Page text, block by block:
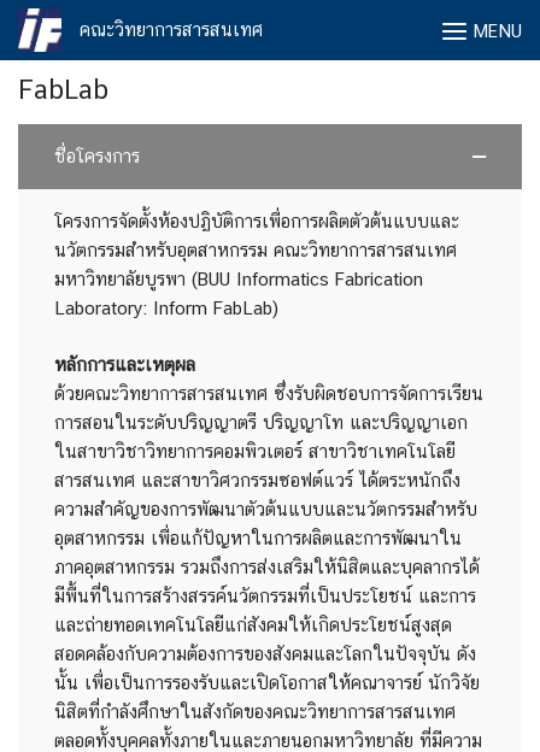
Skip
คณะวิทยาการสารสนเทศ MENU
FabLab
ชื่อโครงการ
โครงการจัดตั้งห้องปฏิบัติการเพื่อการผลิตตัวต้นแบบและ
นวัตกรรมสำหรับอุตสาหกรรม คณะวิทยาการสารสนเทศ
มหาวิทยาลัยบูรพา (BUU Informatics Fabrication
Laboratory: Inform FabLab)
หลักการและเหตุผล
ด้วยคณะวิทยาการสารสนเทศ ซึ่งรับผิดชอบการจัดการเรียน
การสอนในระดับปริญญาตรี ปริญญาโท และปริญญาเอก
ในสาขาวิชาวิทยาการคอมพิวเตอร์ สาขาวิชาเทคโนโลยี
สารสนเทศ และสาขาวิศวกรรมซอฟต์แวร์ ได้ตระหนักถึง
ความสำคัญของการพัฒนาตัวต้นแบบและนวัตกรรมสำหรับ
อุตสาหกรรม เพื่อแก้ปัญหาในการผลิตและการพัฒนาใน
ภาคอุตสาหกรรม รวมถึงการส่งเสริมให้นิสิตและบุคลากรได้
มีพื้นที่ในการสร้างสรรค์นวัตกรรมที่เป็นประโยชน์ และการ
และถ่ายทอดเทคโนโลยีแก่สังคมให้เกิดประโยชน์สูงสุด
สอดคล้องกับความต้องการของสังคมและโลกในปัจจุบัน ดัง
นั้น เพื่อเป็นการรองรับและเปิดโอกาสให้คณาจารย์ นักวิจัย
นิสิตที่กำลังศึกษาในสังกัดของคณะวิทยาการสารสนเทศ
ตลอดทั้งบุคคลทั้งภายในและภายนอกมหาวิทยาลัย ที่มีความ